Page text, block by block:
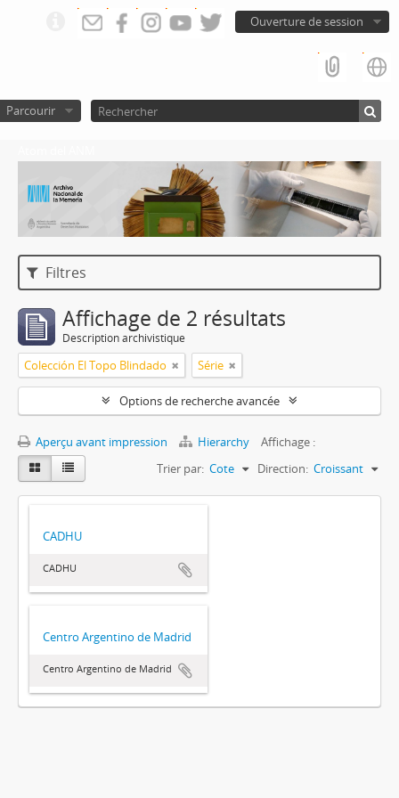
Ouverture de session
Parcourir
Filtres
Affichage de 2 résultats
Description archivistique
Colección El Topo Blindado Série
Options de recherche avancée
Aperçu avant impression Hierarchy
Affichage :
Trier par: Cote Direction: Croissant
CADHU
CADHU
Centro Argentino de Madrid
Centro Argentino de Madrid